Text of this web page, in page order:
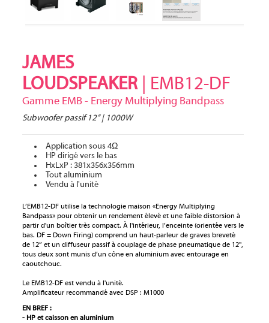
JAMES
LOUDSPEAKER| EMB12-DF
Gamme EMB - Energy Multiplying Bandpass
Subwoofer passif 12’’ | 1000W
Application sous 4Ω
HP dirigé vers le bas
HxLxP : 381x356x356mm
Tout aluminium
Vendu à l'unité
L’EMB12-DF utilise la technologie maison «Energy Multiplying
Bandpass» pour obtenir un rendement élevé et une faible distorsion à
partir d'un boîtier très compact. À l'intérieur, l’enceinte (orientée vers le
bas. DF = Down Firing) comprend un haut-parleur de graves breveté
de 12’’ et un diffuseur passif à couplage de phase pneumatique de 12'',
tous deux sont munis d’un cône en aluminium avec entourage en
caoutchouc.
Le EMB12-DF est vendu à l'unité.
Amplificateur recommandé avec DSP : M1000
EN BREF :
- HP et caisson en aluminium